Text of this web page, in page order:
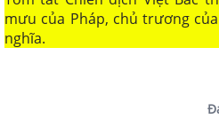
mưu của Pháp, chủ trương
nghĩa.